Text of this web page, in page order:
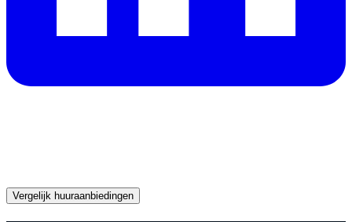
Vergelijk huuraanbiedingen